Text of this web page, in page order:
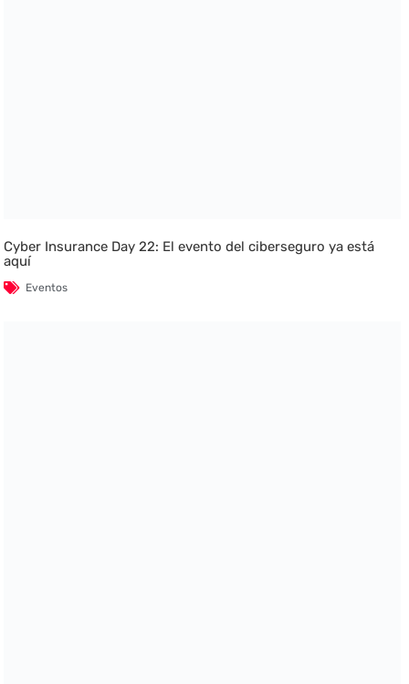
Cyber Insurance Day 22: El evento del ciberseguro ya está
aquí
Eventos